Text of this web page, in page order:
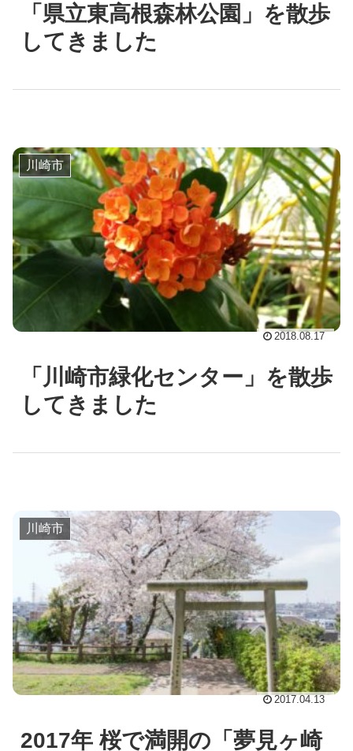
「県立東高根森林公園」を散歩
してきました
川崎市
「川崎市緑化センター」を散歩
してきました
2018.08.17
川崎市
2017年 桜で満開の「夢見ヶ崎
2017.04.13